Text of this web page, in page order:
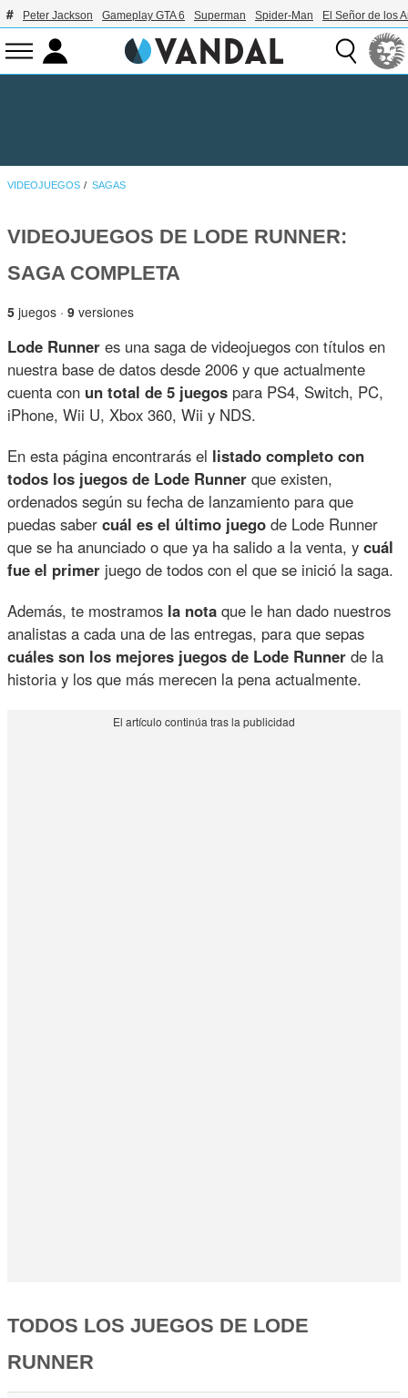
Peter Jackson Gameplay GTA 6 Superman Spider-Man El Señor de los
VIDEOJUEGOS SAGAS
VIDEOJUEGOS DE LODE RUNNER:
SAGA COMPLETA
5 juegos ·9 versiones
Lode Runner es una saga de videojuegos con títulos en
nuestra base de datos desde 2006 y que actualmente
cuenta con un total de 5 juegos para PS4, Switch, PC,
iPhone, Wii U, Xbox 360, Wii y NDS.
En esta página encontrarás el listado completo con
todos los juegos de Lode Runner que existen,
ordenados según su fecha de lanzamiento para que
puedas sabercuál es el último juego de Lode Runner
que se ha anunciado o que ya ha salido a la venta, ycuál
fue el primer juego de todos con el que se inició la saga.
Además, te mostramos la nota que le han dado nuestros
analistas a cada una de las entregas, para que sepas
cuáles son los mejores juegos de Lode Runner de la
historia y los que más merecen la pena actualmente.
TODOS LOS JUEGOS DE LODE
RUNNER